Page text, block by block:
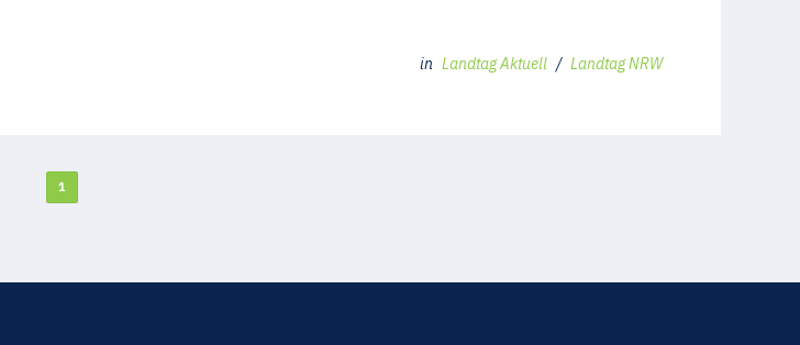
in Landtag Aktuell / Landtag NRW
1